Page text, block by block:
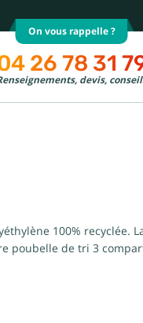
On vous rappelle ?
26 78 31
devis,
100% recyclée.
de tri 3